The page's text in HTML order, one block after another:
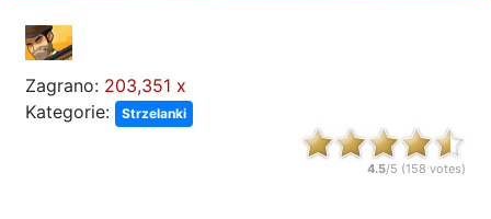
Zagrano: 203,351 x
Kategorie:
Strzelanki
4.5/5 (158 votes)